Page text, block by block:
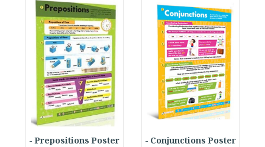
Conjunctions Poster -
Prepositions Poster -